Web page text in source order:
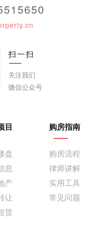
扫一扫
关注我们
微信公众号
目
盘
息
产
让
赁
购房指南
购房流程
律师讲解
实用工具
常见问题